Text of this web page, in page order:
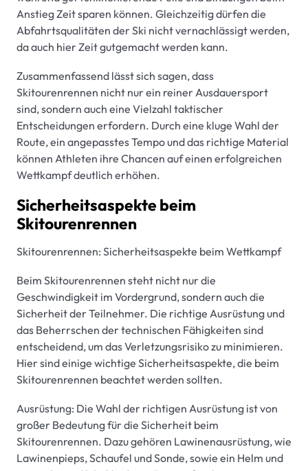
Anstieg Zeit sparen können. Gleichzeitig dürfen die
Abfahrtsqualitäten der Ski nicht vernachlässigt werden,
da auch hier Zeit gutgemacht werden kann.
Zusammenfassend lässt sich sagen, dass
Skitourenrennen nicht nur ein reiner Ausdauersport
sind, sondern auch eine Vielzahl taktischer
Entscheidungen erfordern. Durch eine kluge Wahl der
Route, ein angepasstes Tempo und das richtige Material
können Athleten ihre Chancen auf einen erfolgreichen
Wettkampf deutlich erhöhen.
Sicherheitsaspekte beim
Skitourenrennen
Skitourenrennen: Sicherheitsaspekte beim Wettkampf
Beim Skitourenrennen steht nicht nur die
Geschwindigkeit im Vordergrund, sondern auch die
Sicherheit der Teilnehmer. Die richtige Ausrüstung und
das Beherrschen der technischen Fähigkeiten sind
entscheidend, um das Verletzungsrisiko zu minimieren.
Hier sind einige wichtige Sicherheitsaspekte, die beim
Skitourenrennen beachtet werden sollten.
Ausrüstung: Die Wahl der richtigen Ausrüstung ist von
großer Bedeutung für die Sicherheit beim
Skitourenrennen. Dazu gehören Lawinenausrüstung, wie
Lawinenpieps, Schaufel und Sonde, sowie ein Helm und